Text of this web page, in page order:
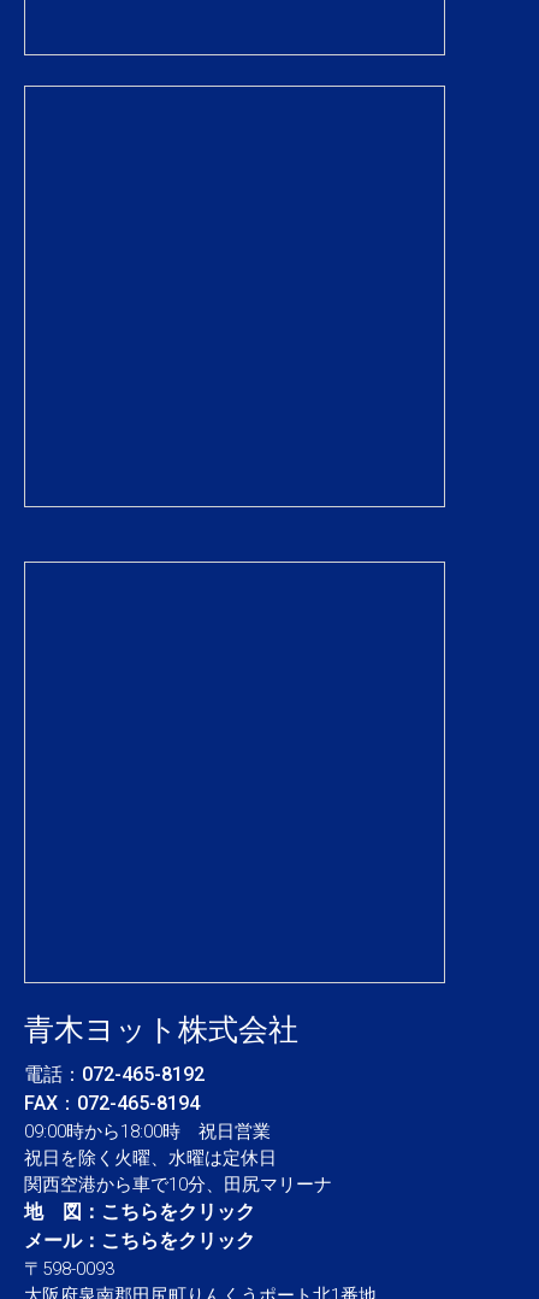
青木ヨット株式会社
電話： 072-465-8192
FAX：072-465-8194
09:00時から18:00時 祝日営業
祝日を除く火曜、水曜は定休日
関西空港から車で10分、田尻マリーナ
地 図： こちらをクリック
メール： こちらをクリック
〒598-0093